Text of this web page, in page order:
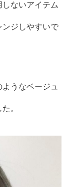
ないアイテム
ンジしやすいで
うなベージュ
。